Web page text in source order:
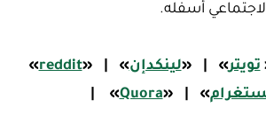
أسفله.
تويتر»
«لينكدإن»
«
reddit
»
»
«
Quora
»